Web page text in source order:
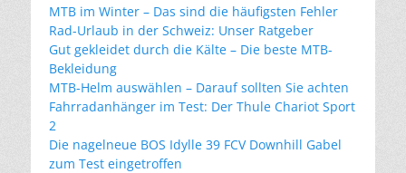
MTB im Winter – Das sind die häufigsten Fehler
Rad-Urlaub in der Schweiz: Unser Ratgeber
Gut gekleidet durch die Kälte – Die beste MTB-
Bekleidung
MTB-Helm auswählen – Darauf sollten Sie achten
Fahrradanhänger im Test: Der Thule Chariot Sport
2
Die nagelneue BOS Idylle 39 FCV Downhill Gabel
zum Test eingetroffen